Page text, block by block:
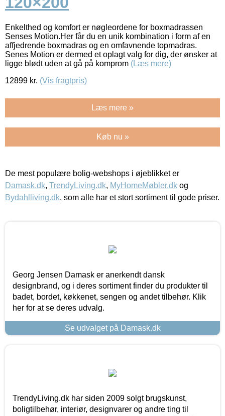
Enkelthed og komfort er nøgleordene for boxmadrassen
Senses Motion.Her får du en unik kombination i form af en
affjedrende boxmadras og en omfavnende topmadras.
Senes Motion er dermed et oplagt valg for dig, der ønsker at
ligge blødt uden at gå på komprom (Læs mere)
12899 kr. (Vis fragtpris)
Læs mere »
Køb nu »
De mest populære bolig-webshops i øjeblikket er
Damask.dk, TrendyLiving.dk, MyHomeMøbler.dk og
Bydahlliving.dk, som alle har et stort sortiment til gode priser.
Georg Jensen Damask er anerkendt dansk
designbrand, og i deres sortiment finder du produkter til
badet, bordet, køkkenet, sengen og andet tilbehør. Klik
her for at se deres udvalg.
Se udvalget på Damask.dk
TrendyLiving.dk har siden 2009 solgt brugskunst,
boligtilbehør, interiør, designvarer og andre ting til